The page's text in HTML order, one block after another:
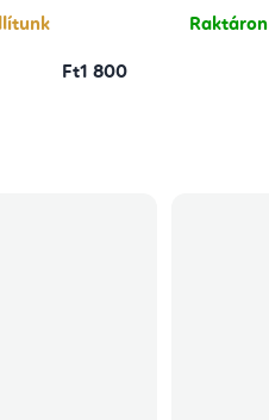
Ft1 800
Raktáron